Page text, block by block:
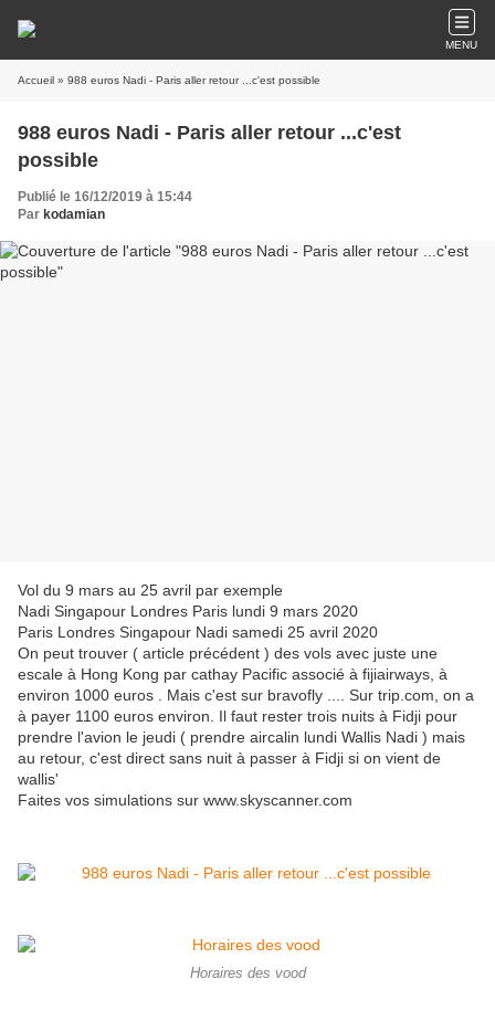
MENU
Accueil » 988 euros Nadi - Paris aller retour ...c'est possible
988 euros Nadi - Paris aller retour ...c'est
possible
Publié le 16/12/2019 à 15:44
Par kodamian
Vol du 9 mars au 25 avril par exemple
Nadi Singapour Londres Paris lundi 9 mars 2020
Paris Londres Singapour Nadi samedi 25 avril 2020
On peut trouver ( article précédent ) des vols avec juste une
escale à Hong Kong par cathay Pacific associé à fijiairways, à
environ 1000 euros . Mais c'est sur bravofly .... Sur trip.com, on a
à payer 1100 euros environ. Il faut rester trois nuits à Fidji pour
prendre l'avion le jeudi ( prendre aircalin lundi Wallis Nadi ) mais
au retour, c'est direct sans nuit à passer à Fidji si on vient de
wallis'
Faites vos simulations sur www.skyscanner.com
Horaires des vood